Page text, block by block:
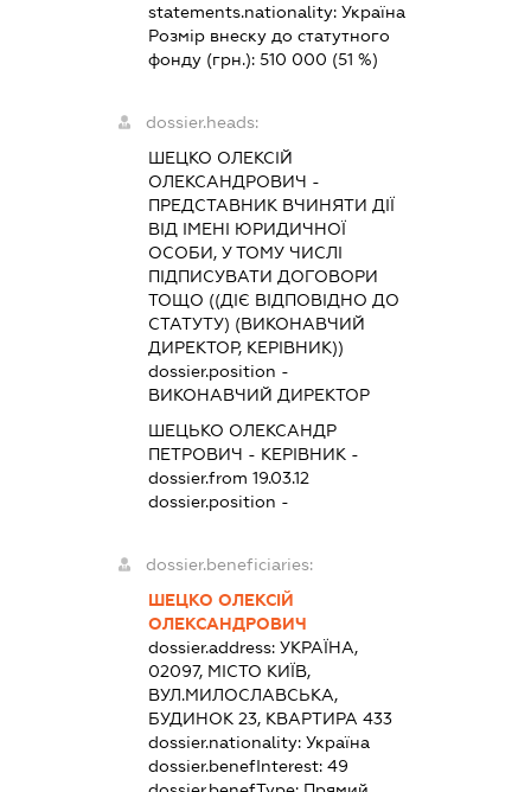
statements.nationality: Україна
Розмір внеску до статутного
фонду (грн.): 510 000 (51 %)
dossier.heads:
ШЕЦКО ОЛЕКСІЙ
ОЛЕКСАНДРОВИЧ -
ПРЕДСТАВНИК ВЧИНЯТИ ДІЇ
ВІД ІМЕНІ ЮРИДИЧНОЇ
ОСОБИ, У ТОМУ ЧИСЛІ
ПІДПИСУВАТИ ДОГОВОРИ
ТОЩО ((ДІЄ ВІДПОВІДНО ДО
СТАТУТУ) (ВИКОНАВЧИЙ
ДИРЕКТОР, КЕРІВНИК))
dossier.position -
ВИКОНАВЧИЙ ДИРЕКТОР
ШЕЦЬКО ОЛЕКСАНДР
ПЕТРОВИЧ - КЕРІВНИК -
dossier.from 19.03.12
dossier.position -
dossier.beneficiaries:
ШЕЦКО ОЛЕКСІЙ
ОЛЕКСАНДРОВИЧ
dossier.address: УКРАЇНА,
02097, МІСТО КИЇВ,
ВУЛ.МИЛОСЛАВСЬКА,
БУДИНОК 23, КВАРТИРА 433
dossier.nationality: Україна
dossier.benefInterest: 49